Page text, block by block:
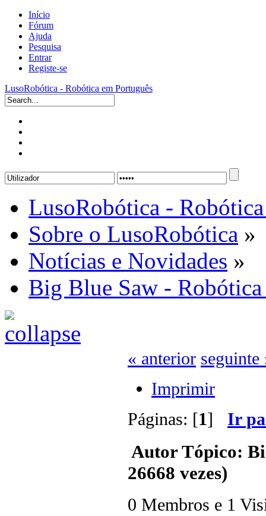
Início
Fórum
Ajuda
Pesquisa
Entrar
Registe-se
LusoRobótica - Robótica em Português
LusoRobótica -
Sobre o LusoRobótica »
Notícias e Novidades »
Big Blue Saw -
« anterior seguinte
Imprimir
Páginas: [1] Ir
AutorTópico:
26668 vezes)
0 Membros e 1